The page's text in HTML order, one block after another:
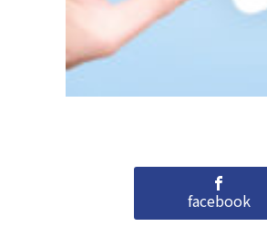
facebook